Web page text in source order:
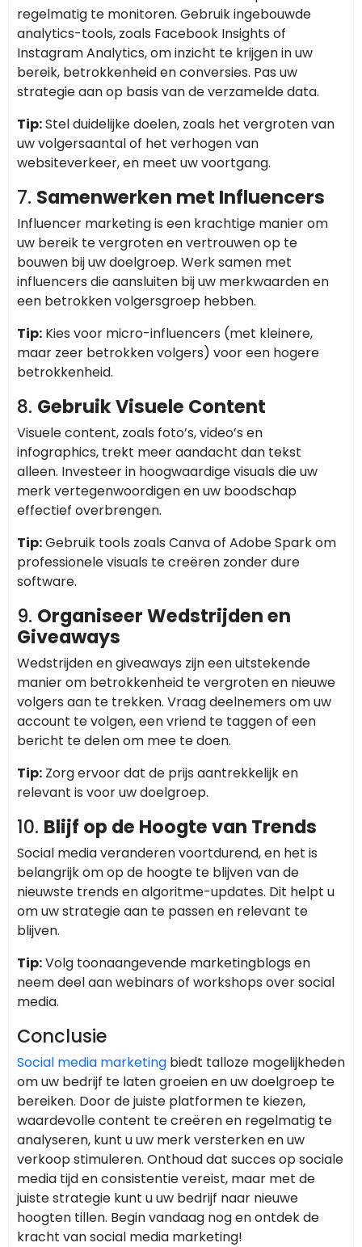
regelmatig te monitoren. Gebruik ingebouwde
analytics-tools, zoals Facebook Insights of
Instagram Analytics, om inzicht te krijgen in uw
bereik, betrokkenheid en conversies. Pas uw
strategie aan op basis van de verzamelde data.
Tip:Stel duidelijke doelen, zoals het vergroten van
uw volgersaantal of het verhogen van
websiteverkeer, en meet uw voortgang.
7. Samenwerken met Influencers
Influencer marketing is een krachtige manier om
uw bereik te vergroten en vertrouwen op te
bouwen bij uw doelgroep. Werk samen met
influencers die aansluiten bij uw merkwaarden en
een betrokken volgersgroep hebben.
Tip: Kies voor micro-influencers (met kleinere,
maar zeer betrokken volgers) voor een hogere
betrokkenheid.
8. Gebruik Visuele Content
Visuele content, zoals foto’s, video’s en
infographics, trekt meer aandacht dan tekst
alleen. Investeer in hoogwaardige visuals die uw
merk vertegenwoordigen en uw boodschap
effectief overbrengen.
Tip:Gebruik tools zoals Canva of Adobe Spark om
professionele visuals te creëren zonder dure
software.
9. Organiseer Wedstrijden en
Giveaways
Wedstrijden en giveaways zijn een uitstekende
manier om betrokkenheid te vergroten en nieuwe
volgers aan te trekken. Vraag deelnemers om uw
account te volgen, een vriend te taggen of een
bericht te delen om mee te doen.
Tip: Zorg ervoor dat de prijs aantrekkelijk en
relevant is voor uw doelgroep.
10. Blijf op de Hoogte van Trends
Social media veranderen voortdurend, en het is
belangrijk om op de hoogte te blijven van de
nieuwste trends en algoritme-updates. Dit helpt u
om uw strategie aan te passen en relevant te
blijven.
Tip:Volg toonaangevende marketingblogs en
neem deel aan webinars of workshops over social
media.
Conclusie
Social media marketing biedt talloze mogelijkheden
om uw bedrijf te laten groeien en uw doelgroep te
bereiken. Door de juiste platformen te kiezen,
waardevolle content te creëren en regelmatig te
analyseren, kunt u uw merk versterken en uw
verkoop stimuleren. Onthoud dat succes op sociale
media tijd en consistentie vereist, maar met de
juiste strategie kunt u uw bedrijf naar nieuwe
hoogten tillen. Begin vandaag nog en ontdek de
kracht van social media marketing!